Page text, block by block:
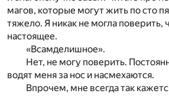
магов, которые могут жить по сто
тяжело. Я никак не могла поверить,
настоящее.
«Всамделишное».
Нет, не могу поверить.
водят меня за нос и насмехаются.
Впрочем, мне всегда так